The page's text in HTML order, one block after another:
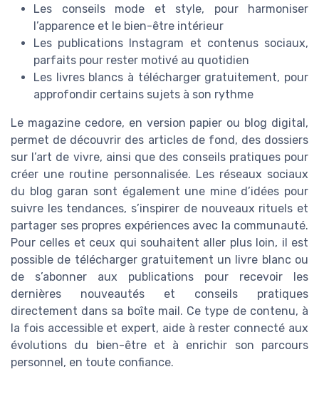
Les conseils mode et style, pour harmoniser
l’apparence et le bien-être intérieur
Les publications Instagram et contenus sociaux,
parfaits pour rester motivé au quotidien
Les livres blancs à télécharger gratuitement, pour
approfondir certains sujets à son rythme
Le magazine cedore, en version papier ou blog digital,
permet de découvrir des articles de fond, des dossiers
sur l’art de vivre, ainsi que des conseils pratiques pour
créer une routine personnalisée. Les réseaux sociaux
du blog garan sont également une mine d’idées pour
suivre les tendances, s’inspirer de nouveaux rituels et
partager ses propres expériences avec la communauté.
Pour celles et ceux qui souhaitent aller plus loin, il est
possible de télécharger gratuitement un livre blanc ou
de s’abonner aux publications pour recevoir les
dernières nouveautés et conseils pratiques
directement dans sa boîte mail. Ce type de contenu, à
la fois accessible et expert, aide à rester connecté aux
évolutions du bien-être et à enrichir son parcours
personnel, en toute confiance.